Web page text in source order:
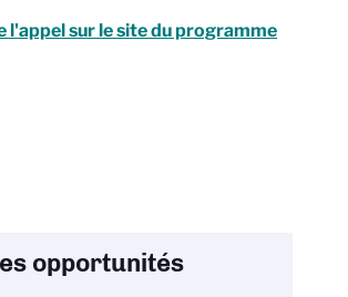
l'appel sur le site du programme
opportunités